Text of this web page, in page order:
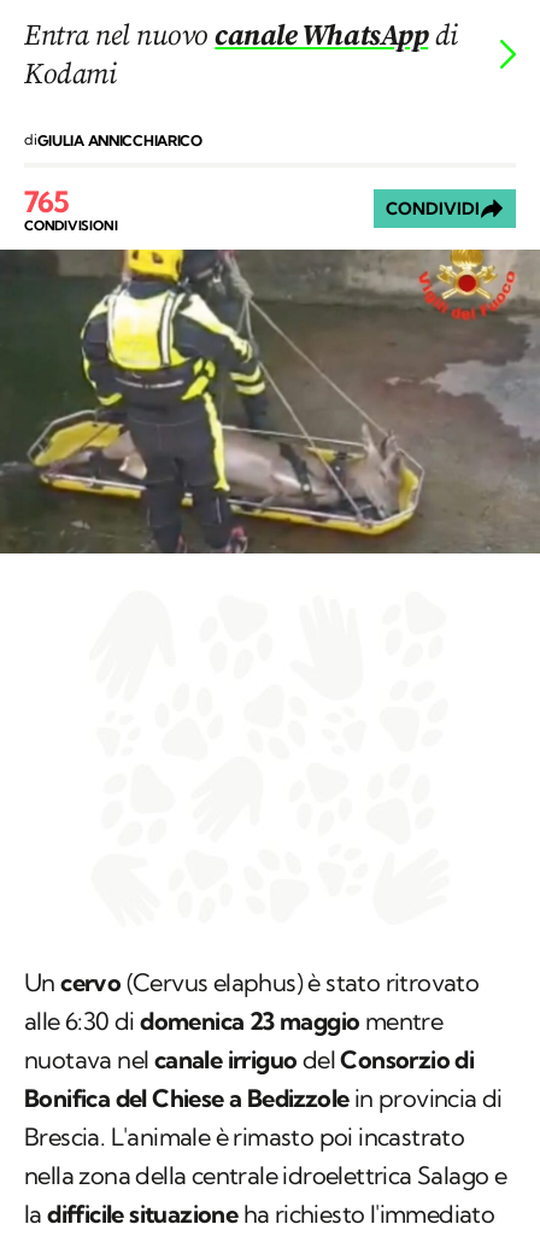
Entra nel nuovocanale WhatsAppdi
Kodami
diGIULIA ANNICCHIARICO
765
CONDIVISIONI
CONDIVIDI
Uncervo (Cervus elaphus) è stato ritrovato
alle 6:30 didomenica 23 maggio mentre
nuotava nel canale irriguo delConsorzio di
Bonifica del Chiese a Bedizzolein provincia di
Brescia. L'animale è rimasto poi incastrato
nella zona della centrale idroelettrica Salago e
ladifficile situazioneha richiesto l'immediato